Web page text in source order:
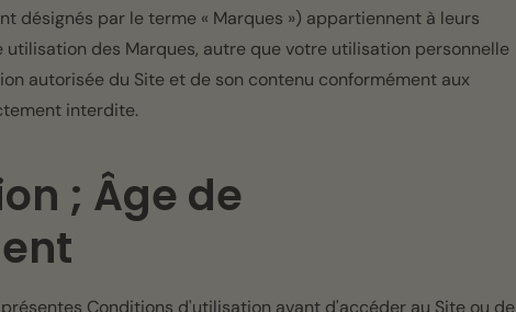
désignés par le terme « Marques ») appartiennent à leurs
des Marques, autre que votre utilisation personnelle
autorisée du Site et de son contenu conformément aux
interdite.
; Âge de
Conditions d'utilisation avant d'accéder au Site ou de